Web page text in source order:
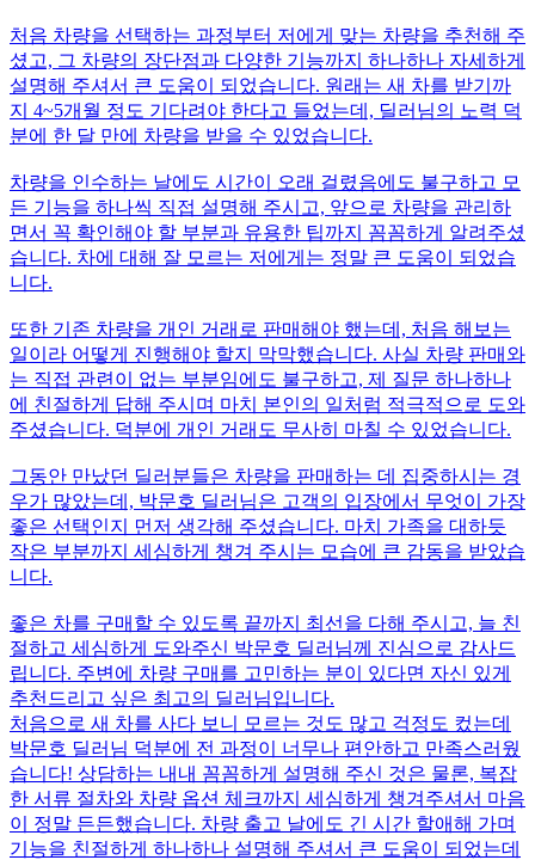
처음 차량을 선택하는 과정부터 저에게 맞는 차량을 추천해 주
셨고, 그 차량의 장단점과 다양한 기능까지 하나하나 자세하게
설명해 주셔서 큰 도움이 되었습니다. 원래는 새 차를 받기까
지 4~5개월 정도 기다려야 한다고 들었는데, 딜러님의 노력 덕
분에 한 달 만에 차량을 받을 수 있었습니다.
차량을 인수하는 날에도 시간이 오래 걸렸음에도 불구하고 모
든 기능을 하나씩 직접 설명해 주시고, 앞으로 차량을 관리하
면서 꼭 확인해야 할 부분과 유용한 팁까지 꼼꼼하게 알려주셨
습니다. 차에 대해 잘 모르는 저에게는 정말 큰 도움이 되었습
니다.
또한 기존 차량을 개인 거래로 판매해야 했는데, 처음 해보는
일이라 어떻게 진행해야 할지 막막했습니다. 사실 차량 판매와
는 직접 관련이 없는 부분임에도 불구하고, 제 질문 하나하나
에 친절하게 답해 주시며 마치 본인의 일처럼 적극적으로 도와
주셨습니다. 덕분에 개인 거래도 무사히 마칠 수 있었습니다.
그동안 만났던 딜러분들은 차량을 판매하는 데 집중하시는 경
우가 많았는데, 박문호 딜러님은 고객의 입장에서 무엇이 가장
좋은 선택인지 먼저 생각해 주셨습니다. 마치 가족을 대하듯
작은 부분까지 세심하게 챙겨 주시는 모습에 큰 감동을 받았습
니다.
좋은 차를 구매할 수 있도록 끝까지 최선을 다해 주시고, 늘 친
절하고 세심하게 도와주신 박문호 딜러님께 진심으로 감사드
립니다. 주변에 차량 구매를 고민하는 분이 있다면 자신 있게
추천드리고 싶은 최고의 딜러님입니다.
처음으로 새 차를 사다 보니 모르는 것도 많고 걱정도 컸는데
박문호 딜러님 덕분에 전 과정이 너무나 편안하고 만족스러웠
습니다! 상담하는 내내 꼼꼼하게 설명해 주신 것은 물론, 복잡
한 서류 절차와 차량 옵션 체크까지 세심하게 챙겨주셔서 마음
이 정말 든든했습니다. 차량 출고 날에도 긴 시간 할애해 가며
기능을 친절하게 하나하나 설명해 주셔서 큰 도움이 되었는데